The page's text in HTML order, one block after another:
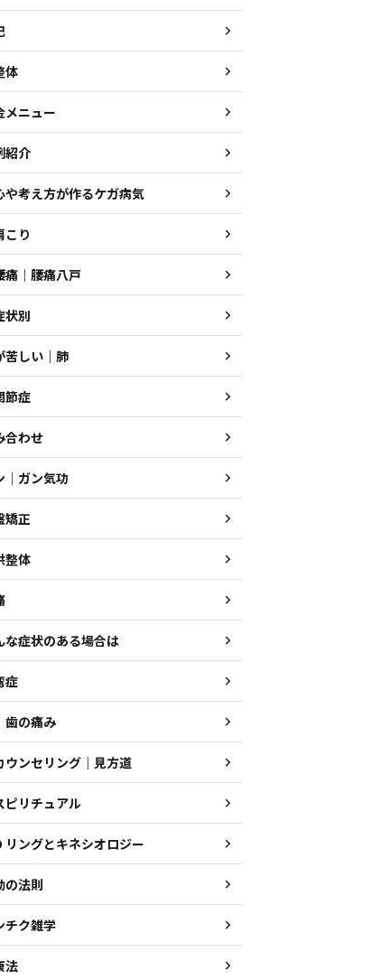
体
メニュー
紹介
考え方が作るケガ病気
り
｜腰痛八戸
別
苦しい｜肺
節症
合わせ
｜ガン気功
矯正
整体
な症状のある場合は
症
歯の痛み
ンセリング｜見方道
リチュアル
ングとキネシオロジー
の法則
チク雑学
法